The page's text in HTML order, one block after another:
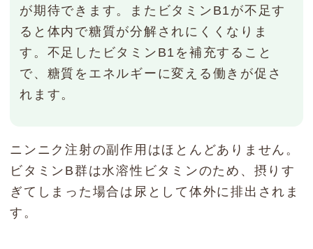
が期待できます。またビタミンB1が不足す
ると体内で糖質が分解されにくくなりま
す。不足したビタミンB1を補充すること
で、糖質をエネルギーに変える働きが促さ
れます。
ニンニク注射の副作用はほとんどありません。
ビタミンB群は水溶性ビタミンのため、摂りす
ぎてしまった場合は尿として体外に排出されま
す。